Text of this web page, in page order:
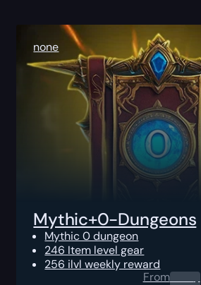
none
Mythic+0-Dungeons
Mythic 0 dungeon
246 Item level gear
256 ilvl weekly reward
From0.00$